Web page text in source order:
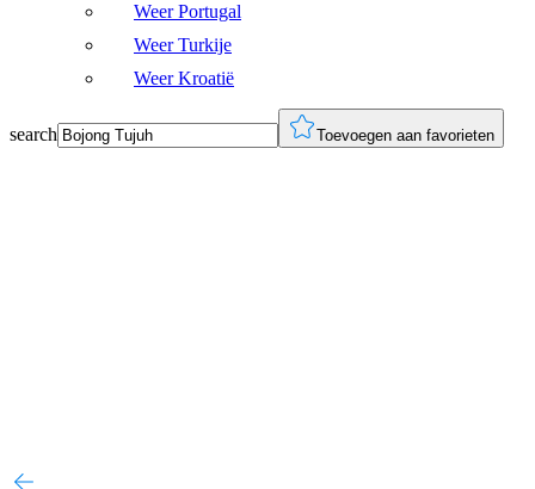
Weer Portugal
Weer Turkije
Weer Kroatië
search Toevoegen aan favorieten